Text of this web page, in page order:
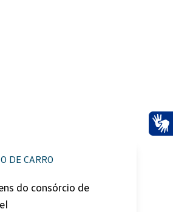
DE CARRO
do consórcio de